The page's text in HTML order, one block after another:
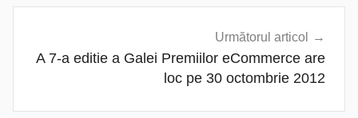
Următorul articol
A 7-a editie a Galei Premiilor eCommerce are
loc pe 30 octombrie 2012